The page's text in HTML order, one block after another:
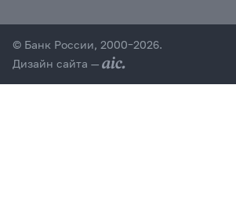
© Банк России, 2000–2026.
Дизайн сайта —